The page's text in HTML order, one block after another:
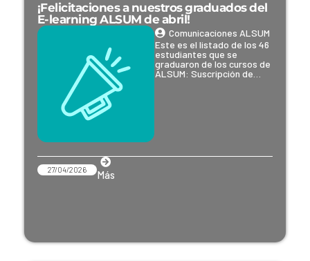
¡Felicitaciones a nuestros graduados del
E-learning ALSUM de abril!
Comunicaciones ALSUM
Este es el listado de los 46
estudiantes que se
graduaron de los cursos de
ALSUM: Suscripción de…
27/04/2026 Más